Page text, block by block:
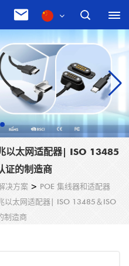
以太网适配器| ISO 13485
证的制造商
决方案 > POE 集线器和适配器
以太网适配器| ISO 13485＆ISO
制造商